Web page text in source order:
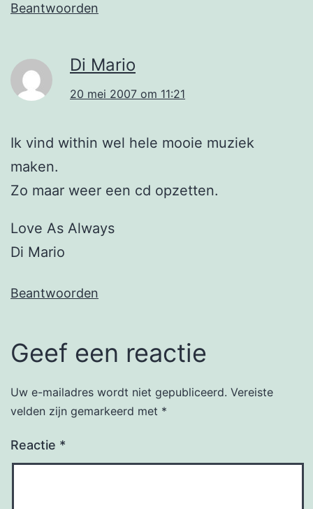
Beantwoorden
Di Mario
20 mei 2007 om 11:21
Ik vind within wel hele mooie muziek
maken.
Zo maar weer een cd opzetten.
Love As Always
Di Mario
Beantwoorden
Geef een reactie
Uw e-mailadres wordt niet gepubliceerd. Vereiste
velden zijn gemarkeerd met *
Reactie *